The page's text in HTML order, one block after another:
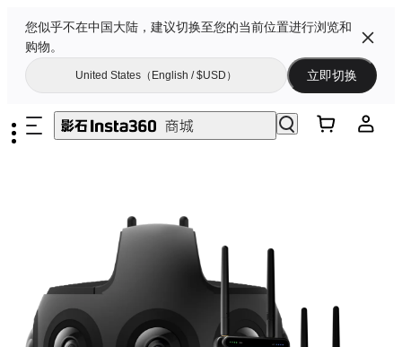
您似乎不在中国大陆，建议切换至您的当前位置进行浏览和
购物。
United States（English / $USD） 立即切换